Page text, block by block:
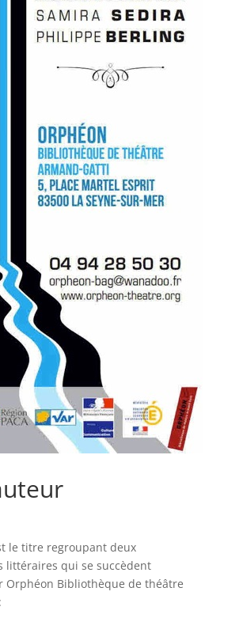
le titre regroupant deux
littéraires qui se succèdent
Orphéon Bibliothèque de théâtre